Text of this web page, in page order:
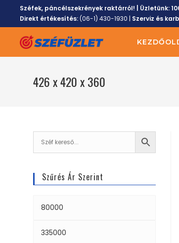
Széfek, páncélszekrények raktárról! | Üzletünk:
Direkt értékesítés:(06-1) 430-1930 | Szerviz és
426 x 420 x 360
Szűrés Ár Szerint